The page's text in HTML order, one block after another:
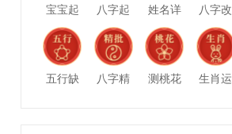
宝宝起
名
八字起
名
姓名详
批
八字改
名
五行缺
八字精
测桃花
生肖运